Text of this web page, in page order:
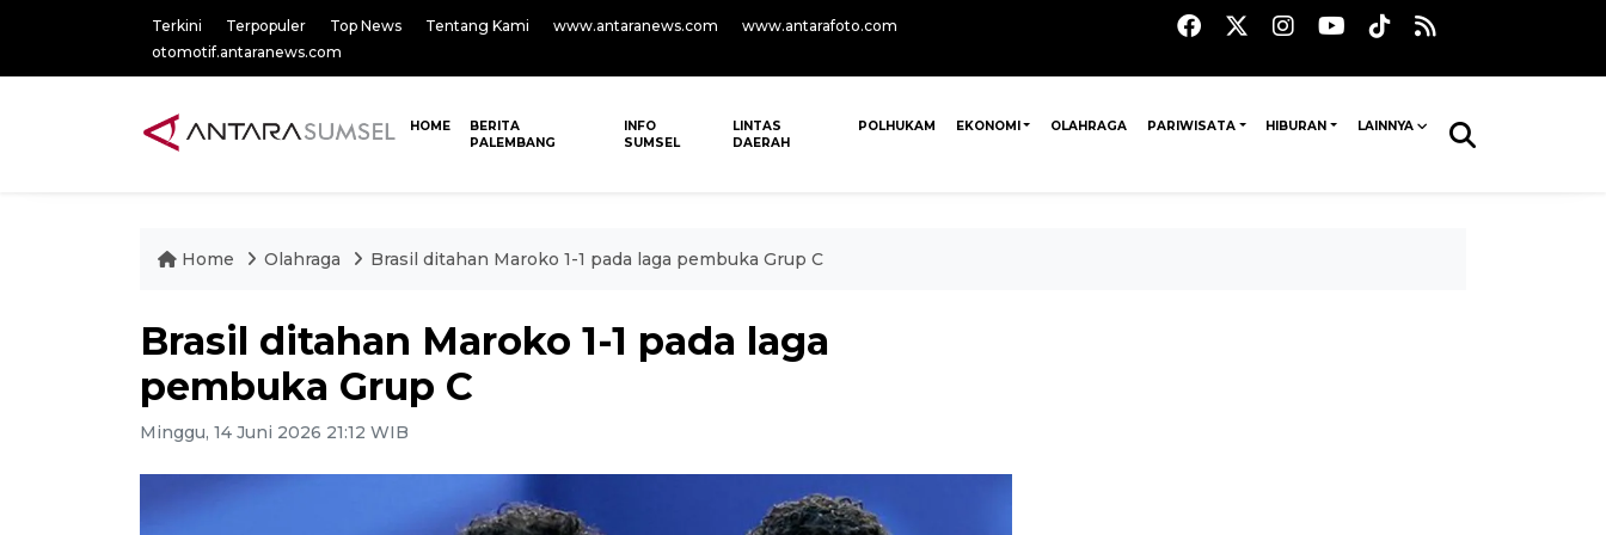
Terkini Terpopuler Top News Tentang Kami www.antaranews.com
www.antarafoto.com
otomotif.antaranews.com
HOME
BERITA
PALEMBANG
INFO
SUMSEL
LINTAS
DAERAH
POLHUKAM EKONOMI OLAHRAGA PARIWISATA HIBURAN LAINNYA
Home Olahraga Brasil ditahan Maroko 1-1 pada laga pembuka Grup C
Brasil ditahan Maroko 1-1 pada laga
pembuka Grup C
Minggu, 14 Juni 2026 21:12 WIB